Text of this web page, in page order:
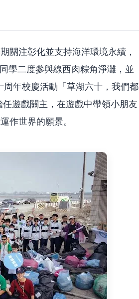
關注彰化並支持海洋環境永續，
學二度參與線西肉粽角淨灘，並
年校慶活動「草湖六十，我們都
遊戲關主，在遊戲中帶領小朋友
作世界的願景。